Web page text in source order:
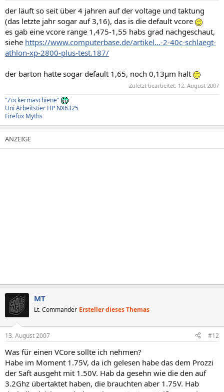
der läuft so seit über 4 jahren auf der voltage und taktung
(das letzte jahr sogar auf 3,16), das is die default vcore
es gab eine vcore range 1,475-1,55 habs grad nachgeschaut,
siehe https://www.computerbase.de/artikel...-2-40c-schlaegt-
athlon-xp-2800-plus-test.187/
der barton hatte sogar default 1,65, noch 0,13µm halt
Zuletzt bearbeitet: 12. August 2007
"Zockermaschiene"
Uni Arbeitstier HP NX6325
Firefox Myths
MT
Lt. Commander Ersteller dieses Themas
13. August 2007 #12
Was für einen VCore sollte ich nehmen?
Habe im Moment 1.75V, da ich gelesen habe das dem Prozzi
der Saft ausgeht mit 1.50V. Hab da gesehn wie die den auf
3.2Ghz übertaktet haben, die brauchten aber 1.75V. Hab